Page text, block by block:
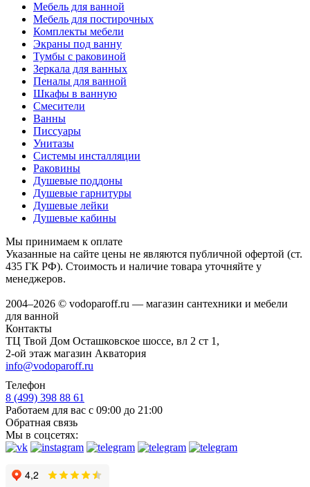
Мебель для ванной
Мебель для постирочных
Комплекты мебели
Экраны под ванну
Тумбы с раковиной
Зеркала для ванных
Пеналы для ванной
Шкафы в ванную
Смесители
Ванны
Писсуары
Унитазы
Системы инсталляции
Раковины
Душевые поддоны
Душевые гарнитуры
Душевые лейки
Душевые кабины
Мы принимаем к оплате
Указанные на сайте цены не являются публичной офертой (ст.
435 ГК РФ). Стоимость и наличие товара уточняйте у
менеджеров.
2004–2026 © vodoparoff.ru — магазин сантехники и мебели
для ванной
Контакты
ТЦ Твой Дом Осташковское шоссе, вл 2 ст 1,
2-ой этаж магазин Акватория
info@vodoparoff.ru
Телефон
8 (499) 398 88 61
Работаем для вас с 09:00 до 21:00
Обратная связь
Мы в соцсетях: